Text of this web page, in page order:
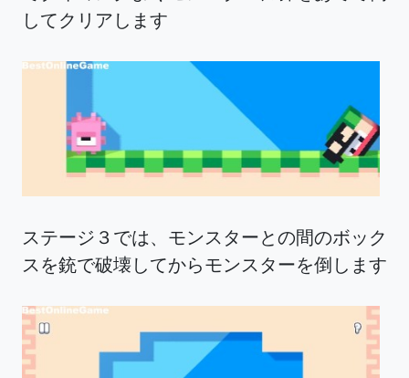
してクリアします
ステージ３では、モンスターとの間のボック
スを銃で破壊してからモンスターを倒します